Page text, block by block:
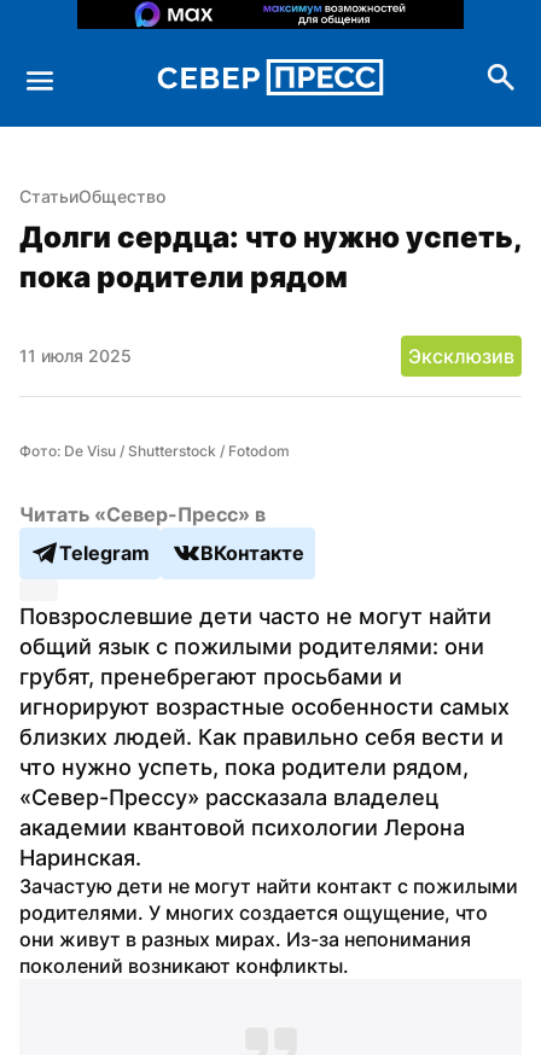
СтатьиОбщество
Долги сердца: что нужно успеть,
пока родители рядом
11 июля 2025 Эксклюзив
Фото: De Visu / Shutterstock / Fotodom
Читать «Север-Пресс» в
Telegram
ВКонтакте
Повзрослевшие дети часто не могут найти
общий язык с пожилыми родителями: они
грубят, пренебрегают просьбами и
игнорируют возрастные особенности самых
близких людей. Как правильно себя вести и
что нужно успеть, пока родители рядом,
«Север-Прессу» рассказала владелец
академии квантовой психологии Лерона
Наринская.
Зачастую дети не могут найти контакт с пожилыми
родителями. У многих создается ощущение, что
они живут в разных мирах. Из-за непонимания
поколений возникают конфликты.